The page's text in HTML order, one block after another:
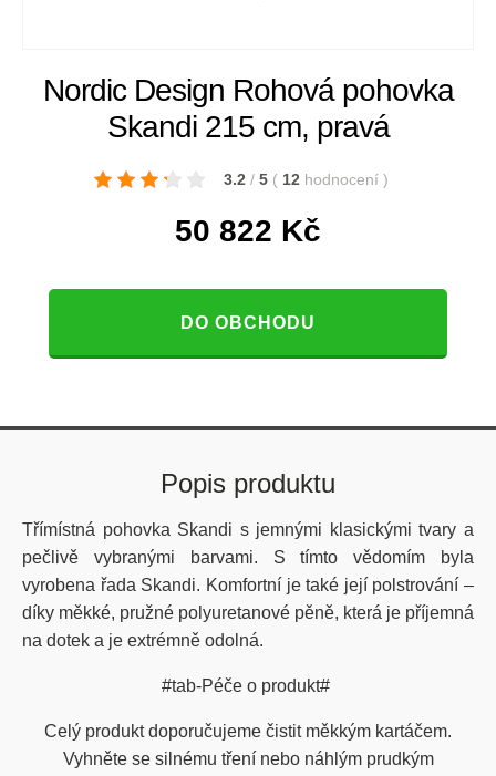
Nordic Design Rohová pohovka
Skandi 215 cm, pravá
3.2 / 5 ( 12 hodnocení )
50 822 Kč
DO OBCHODU
Popis produktu
Třímístná pohovka Skandi s jemnými klasickými tvary a
pečlivě vybranými barvami. S tímto vědomím byla
vyrobena řada Skandi. Komfortní je také její polstrování –
díky měkké, pružné polyuretanové pěně, která je příjemná
na dotek a je extrémně odolná.
#tab-Péče o produkt#
Celý produkt doporučujeme čistit měkkým kartáčem.
Vyhněte se silnému tření nebo náhlým prudkým